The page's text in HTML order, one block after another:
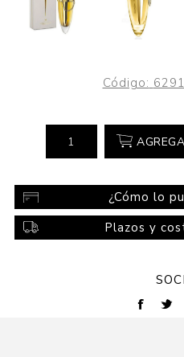
Código:
¿Cómo lo
Plazos y